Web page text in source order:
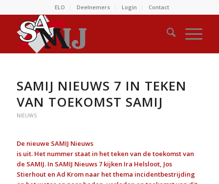
ELO Deelnemers Login Contact
SAMIJ NIEUWS 7 IN TEKEN
VAN TOEKOMST SAMIJ
NIEUWS
De nieuwe SAMIJ Nieuws
is uit. Het nummer staat in het teken van de toekomst van
de SAMIJ. In SAMIJ Nieuws 7 kijken Ira Helsloot, Jos
Stierhout en Ad Krom naar het thema incidentbestrijding